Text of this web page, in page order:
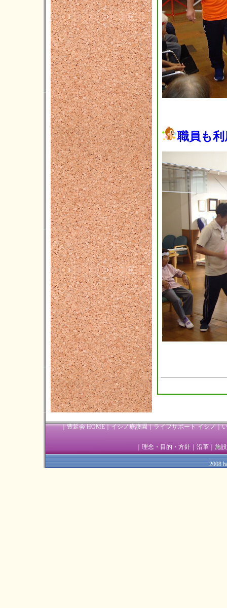
2015年05月(5)
2015年04月(3)
2015年03月(3)
2015年02月(4)
2015年01月(4)
2014年12月(5)
2014年11月(1)
2014年10月(3)
2014年09月(3)
2014年08月(7)
2014年07月(5)
2014年06月(5)
2014年05月(3)
2014年04月(2)
2014年03月(1)
2014年02月(1)
2014年01月(1)
2013年12月(3)
2013年11月(4)
2013年10月(5)
2013年09月(3)
2013年08月(4)
2013年07月(4)
2013年06月(4)
2013年05月(5)
2013年03月(1)
職員も
｜豊延会 HOME｜イシノ療護園｜ライフサポート イシノ｜
理念・目的・方針 沿革 施
2008